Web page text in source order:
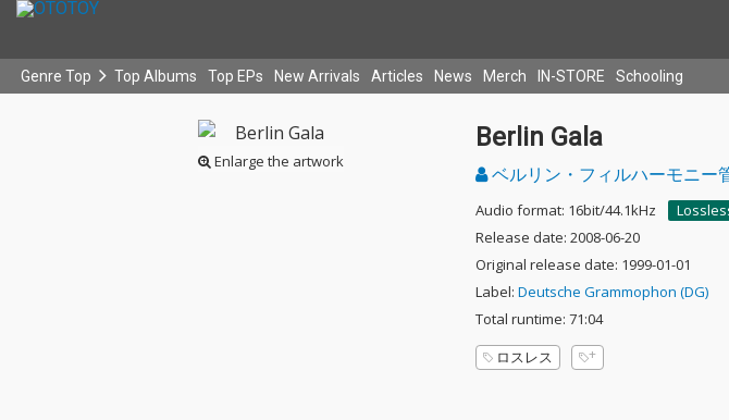
Genre Top Top Albums Top EPs New Arrivals Articles News Merch IN-STORE Schooling
Enlarge the artwork
Berlin Gala
ベルリン・フィルハーモニー
Audio format: 16bit/44.1kHz
Release date: 2008-06-20
Original release date: 1999-01-01
Label: Deutsche Grammophon (DG)
Total runtime: 71:04
ロスレス